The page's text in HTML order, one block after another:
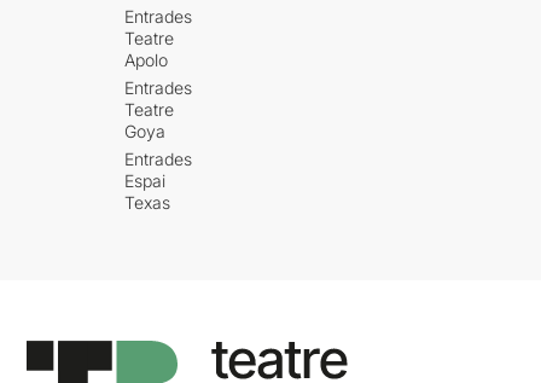
Entrades
Teatre
Apolo
Entrades
Teatre
Goya
Entrades
Espai
Texas